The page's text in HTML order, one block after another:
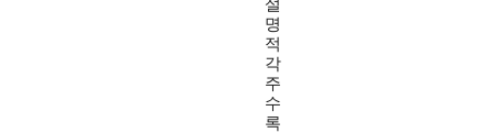
설
명
적
각
주
수
록